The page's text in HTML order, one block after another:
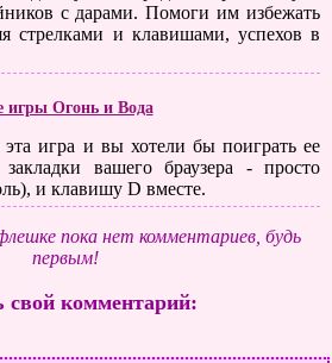
с дарами. Помоги им избежать
стрелками и клавишами, успехов в
игры Огонь и Вода
игра и вы хотели бы поиграть ее
вашего браузера - просто
и клавишу D вместе.
пока нет комментариев, будь
первым!
свой комментарий: